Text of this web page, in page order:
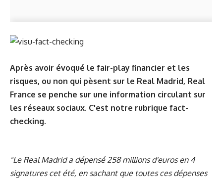
Après avoir évoqué le fair-play financier et les
risques, ou non qui pèsent sur le Real Madrid, Real
France se penche sur une information circulant sur
les réseaux sociaux. C'est notre rubrique fact-
checking.
"Le Real Madrid a dépensé 258 millions d'euros en 4
signatures cet été, en sachant que toutes ces dépenses